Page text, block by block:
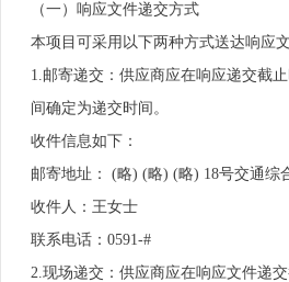
（一）响应文件递交方式
本项目可采用以下两种方式送达响应文
1.邮寄递交：供应商应在响应递交截
间确定为递交时间。
收件信息如下：
邮寄地址： (略) (略) (略) 18号交通
收件人：王女士
联系电话：0591-#
2.现场递交：供应商应在响应文件递